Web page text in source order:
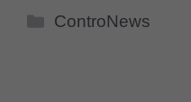
Categorie
ControNews